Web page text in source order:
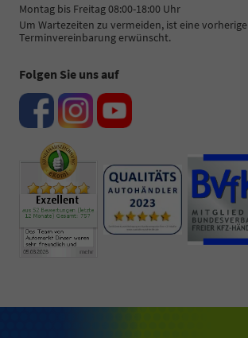
Montag bis Freitag 08:00-18:00 Uhr
Um Wartezeiten zu vermeiden, ist eine vorherige
Terminvereinbarung erwünscht.
Folgen Sie uns auf